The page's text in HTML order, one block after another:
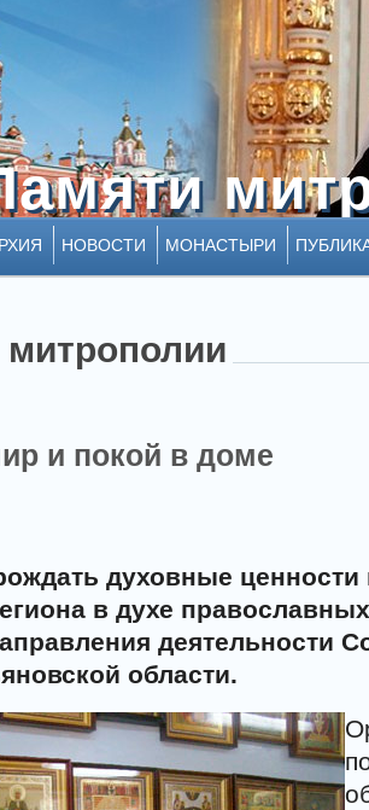
НОВОСТИ МОНАСТЫРИ
и покой в доме
духовные
в духе
деятельности
области.